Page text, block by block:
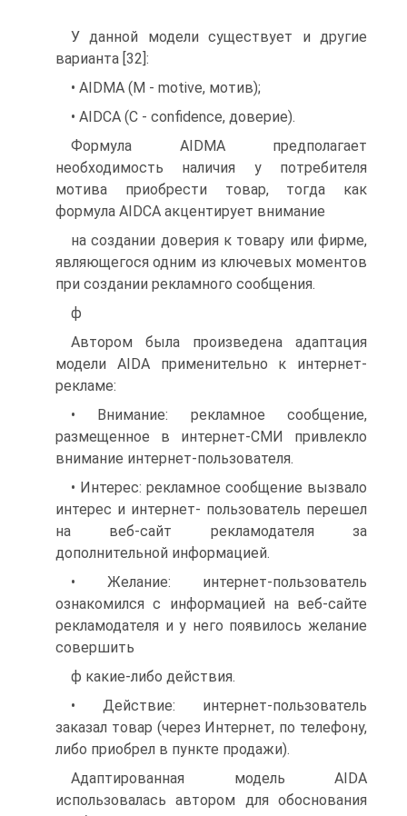
У данной модели существует и другие
варианта [32]:
• AIDMA (М - motive, мотив);
• AIDCA (С - confidence, доверие).
Формула AIDMA предполагает
необходимость наличия у потребителя
мотива приобрести товар, тогда как
формула AIDCA акцентирует внимание
на создании доверия к товару или фирме,
являющегося одним из ключевых моментов
при создании рекламного сообщения.
ф
Автором была произведена адаптация
модели AIDA применительно к интернет-
рекламе:
• Внимание: рекламное сообщение,
размещенное в интернет-СМИ привлекло
внимание интернет-пользователя.
• Интерес: рекламное сообщение вызвало
интерес и интернет- пользователь перешел
на веб-сайт рекламодателя за
дополнительной информацией.
• Желание: интернет-пользователь
ознакомился с информацией на веб-сайте
рекламодателя и у него появилось желание
совершить
ф какие-либо действия.
• Действие: интернет-пользователь
заказал товар (через Интернет, по телефону,
либо приобрел в пункте продажи).
Адаптированная модель AIDA
использовалась автором для обоснования